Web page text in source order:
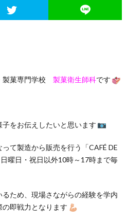
製菓専門学校 製菓衛生師科です
をお伝えしたいと思います
て製造から販売を行う「CAFÉ DE
曜日・祝日以外10時～17時まで毎
ため、現場さながらの経験を学内
即戦力となります